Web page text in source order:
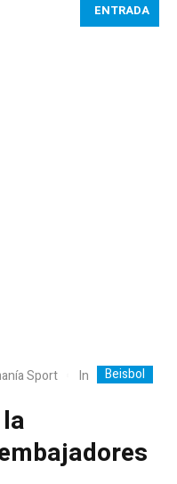
ENTRADA
Sport In Beisbol